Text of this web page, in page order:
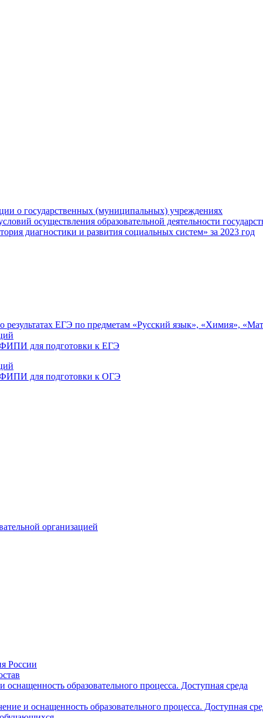
о государственных (муниципальных) учреждениях
осуществления образовательной деятельности
диагностики и развития социальных систем» за 2023 год
результатах ЕГЭ по предметам «Русский язык», «Химия»,
ФИПИ для подготовки к ЕГЭ
ФИПИ для подготовки к ОГЭ
организацией
России
оснащенность образовательного процесса. Доступная среда
и оснащенность образовательного процесса. Доступная